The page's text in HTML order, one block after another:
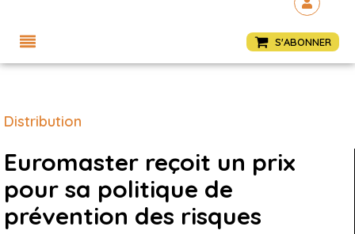
S'ABONNER
Distribution
Euromaster reçoit un prix
pour sa politique de
prévention des risques